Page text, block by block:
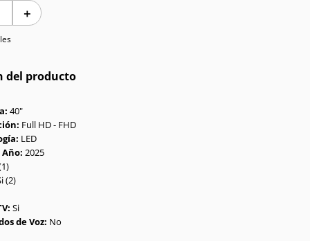
＋
del producto
40"
Full HD - FHD
LED
2025
(2)
Si
de Voz: No